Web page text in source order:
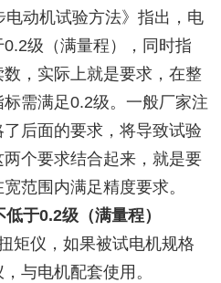
电动机试验方法》指出，电
级（满量程），同时指
，实际上就是要求，在整
需满足0.2级。一般厂家注
后面的要求，将导致试验
个要求结合起来，就是要
范围内满足精度要求。
于0.2级（满量程）
矩仪，如果被试电机规格
与电机配套使用。